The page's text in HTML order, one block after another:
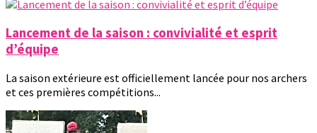
Lancement de la saison : convivialité et esprit
d’équipe
La saison extérieure est officiellement lancée pour nos archers
et ces premières compétitions...